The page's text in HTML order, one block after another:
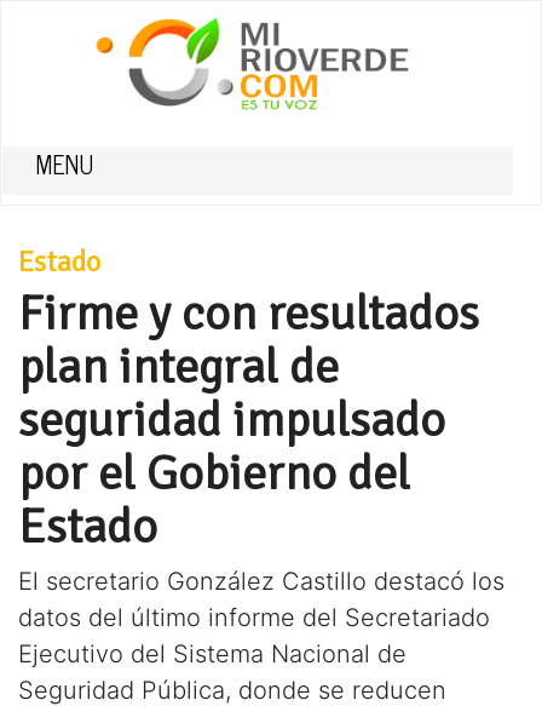
MENU
Estado
Firme y con resultados
plan integral de
seguridad impulsado
por el Gobierno del
Estado
El secretario González Castillo destacó los
datos del último informe del Secretariado
Ejecutivo del Sistema Nacional de
Seguridad Pública, donde se reducen